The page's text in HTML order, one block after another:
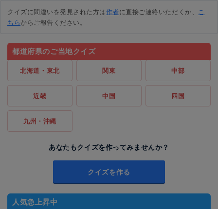
クイズに間違いを発見された方は作者に直接ご連絡いただくか、 こ
ちらからご報告ください。
都道府県のご当地クイズ
北海道・東北 関東 中部
近畿 中国 四国
九州・沖縄
あなたもクイズを作ってみませんか？
クイズを作る
人気急上昇中